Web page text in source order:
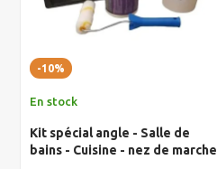
-10%
En stock
Kit spécial angle - Salle de
bains - Cuisine - nez de marche